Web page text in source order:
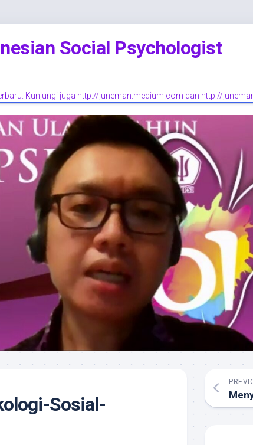
Social Psychologist
Kunjungi juga http://juneman.medium.com dan http://
Sosial-